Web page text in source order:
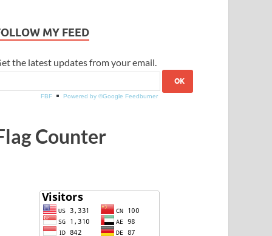
MY FEED
the latest updates from your email.
FBF Powered by ®Google Feedburner
Counter